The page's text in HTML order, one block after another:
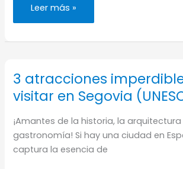
Dónde
en
(los
Leer más »
3 atracciones
visitar en Segovia
¡Amantes de la historia, la arquitectura
gastronomía! Si hay una ciudad en
captura la esencia de